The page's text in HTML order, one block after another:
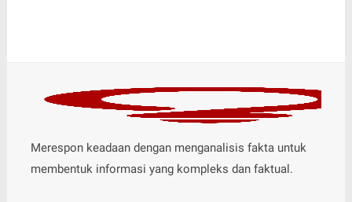
Merespon keadaan dengan menganalisis fakta untuk
membentuk informasi yang kompleks dan faktual.